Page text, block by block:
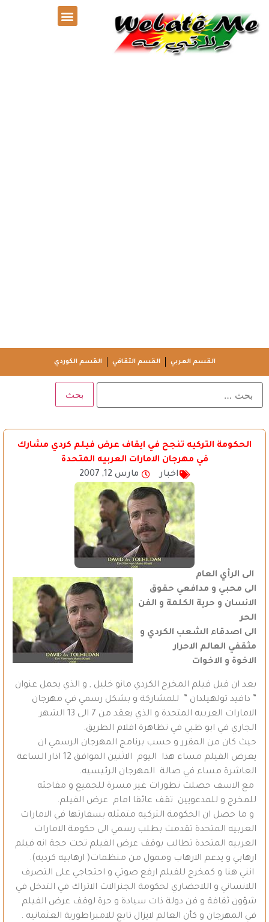
القسم العربي القسم الثقافي القسم الكوردي
الحكومة التركيه تنجح في ايقاف عرض فيلم كردي مشارك
في مهرجان الامارات العربيه المتحدة
اخبار
مارس 12, 2007
الى الرأي العام
الى محبي و مدافعي حقوق
الانسان و حرية الكلمة و الفن
الحر
الى اصدقاء الشعب الكردي و
مثقفي العالم الاحرار
الاخوة و الاخوات
بعد ان قبل فيلم المخرج الكردي مانو خليل , و الذي يحمل عنوان
” دافيد تولهيلدان ” للمشاركة و بشكل رسمي في مهرجان
الامارات العربيه المتحدة و الذي يعقد من 7 الى 13 الشهر
الجاري في ابو ظبي في تظاهرة افلام الطريق.
حيث كان من المقرر و حسب برنامج المهرجان الرسمي ان
يعرض الفيلم مساء هذا اليوم الاثنين الموافق 12 اذار الساعة
العاشرة مساء في صالة المهرجان الرئيسيه.
مع الاسف حصلت تطورات غير مسرة للجميع و مفاجئه
للمخرج و للمدعويين تقف عائقا امام عرض الفيلم.
و ما حصل ان الحكومة التركيه متمثله بسفارتها في الامارات
العربيه المتحدة تقدمت بطلب رسمي الى حكومة الامارات
العربيه المتحدة تطالب بوقف عرض الفيلم تحت حجة انه فيلم
ارهابي و يدعم الارهاب وممول من منظمات( ارهابيه كرديه).
انني هنا و كمخرج للفيلم ارفع صوتي و احتجاجي على التصرف
اللانساني و اللاحضاري لحكومة الجنرالات الاتراك في التدخل في
شؤون ثقافة و فن دولة ذات سيادة و حرة لوقف عرض الفيلم
في المهرجان و كأن العالم لايزال تابع للامبراطورية العثمانيه .